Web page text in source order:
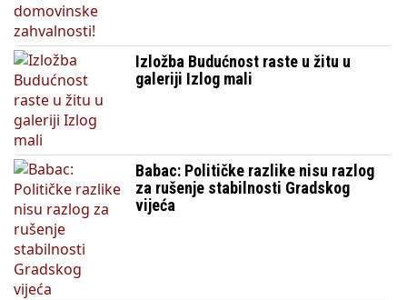
Izložba Budućnost raste u žitu u
galeriji Izlog mali
Babac: Političke razlike nisu razlog
za rušenje stabilnosti Gradskog
vijeća